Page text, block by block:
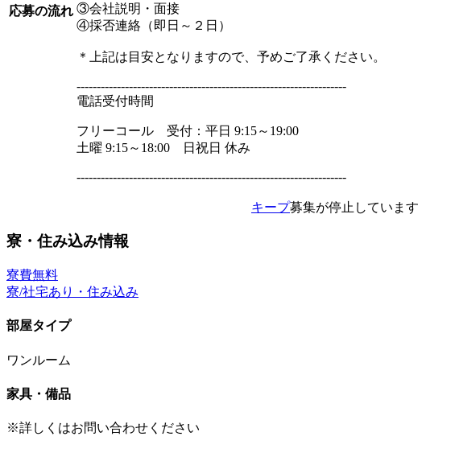
応募の流れ ③会社説明・面接
④採否連絡（即日～２日）
＊上記は目安となりますので、予めご了承ください。
-------------------------------------------------------------------
電話受付時間
フリーコール 受付：平日 9:15～19:00
土曜 9:15～18:00 日祝日 休み
-------------------------------------------------------------------
キープ募集が停止しています
寮・住み込み情報
寮費無料
寮/社宅あり・住み込み
部屋タイプ
ワンルーム
家具・備品
※詳しくはお問い合わせください